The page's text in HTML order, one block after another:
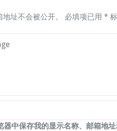
址不会被公开。 必填项已用 *
器中保存我的显示名称、邮箱地